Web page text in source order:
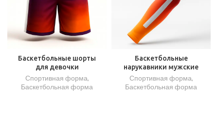
Баскетбольные шорты
для девочки
Спортивная форма,
Баскетбольная форма
Баскетбольные
нарукавники мужские
Спортивная форма,
Баскетбольная форма